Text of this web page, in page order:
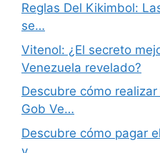
Reglas Del Kikimbol:
se…
Vitenol: ¿El secreto
Venezuela revelado?
Descubre cómo
Gob Ve…
Descubre cómo pagar